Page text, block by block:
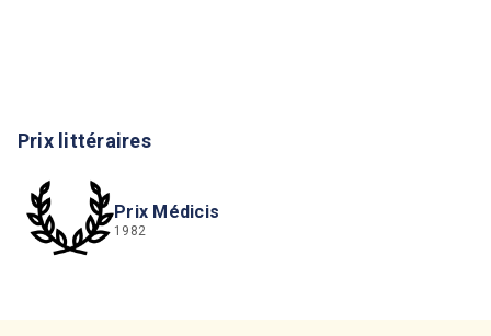
Prix littéraires
Prix Médicis
1982